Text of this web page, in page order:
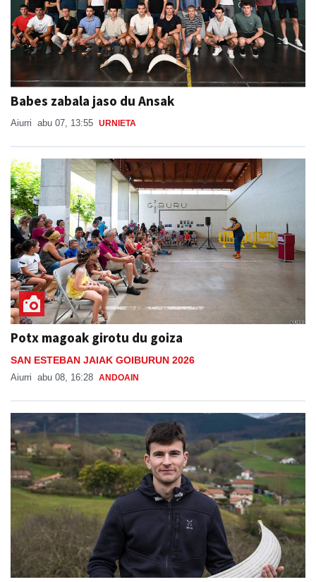
Babes zabala jaso du Ansak
Aiurri abu 07, 13:55 URNIETA
Potx magoak girotu du goiza
SAN ESTEBAN JAIAK GOIBURUN 2026
Aiurri abu 08, 16:28 ANDOAIN